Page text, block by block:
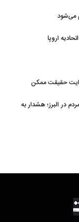
اروپا
حقیقت ممکن
به مردم در البرز؛ هشدار به